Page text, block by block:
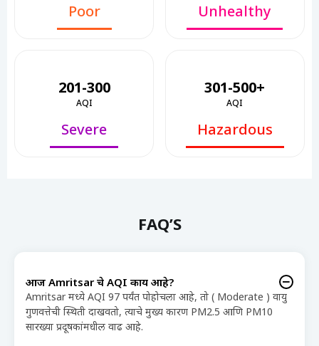
Poor Unhealthy
201-300
AQI
Severe
301-500+
AQI
Hazardous
FAQ’S
आज Amritsar चे AQI काय आहे?
Amritsar मध्ये AQI 97 पर्यंत पोहोचला आहे, तो ( Moderate ) वायु
गुणवत्तेची स्थिती दाखवतो, त्याचे मुख्य कारण PM2.5 आणि PM10
सारख्या प्रदूषकांमधील वाढ आहे.